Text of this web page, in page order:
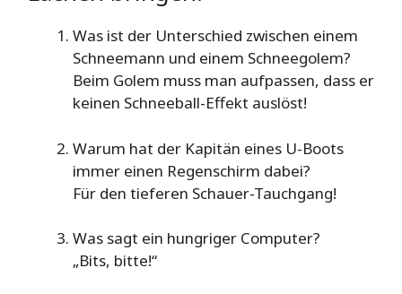
Was ist der Unterschied zwischen einem
Schneemann und einem Schneegolem?
Beim Golem muss man aufpassen, dass er
keinen Schneeball-Effekt auslöst!
Warum hat der Kapitän eines U-Boots
immer einen Regenschirm dabei?
Für den tieferen Schauer-Tauchgang!
Was sagt ein hungriger Computer?
„Bits, bitte!“